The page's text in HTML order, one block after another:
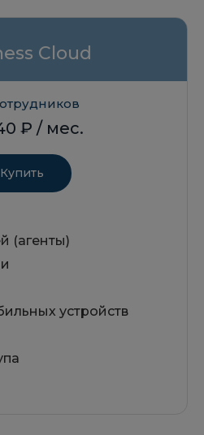
Cloud
₽ / мес.
Купить
(агенты)
устройств